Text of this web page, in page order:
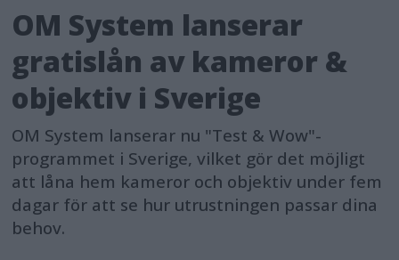
OM System lanserar
gratislån av kameror &
objektiv i Sverige
OM System lanserar nu "Test & Wow"-
programmet i Sverige, vilket gör det möjligt
att låna hem kameror och objektiv under fem
dagar för att se hur utrustningen passar dina
behov.